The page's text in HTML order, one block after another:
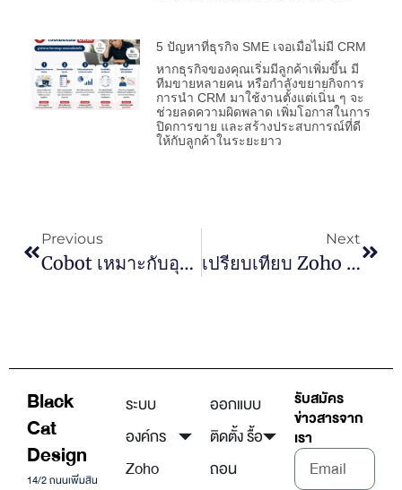
5 ปัญหาที่ธุรกิจ SME เจอเมื่อไม่มี CRM
หากธุรกิจของคุณเริ่มมีลูกค้าเพิ่มขึ้น มี
ทีมขายหลายคน หรือกำลังขยายกิจการ
การนำ CRM มาใช้งานตั้งแต่เนิ่น ๆ จะ
ช่วยลดความผิดพลาด เพิ่มโอกาสในการ
ปิดการขาย และสร้างประสบการณ์ที่ดี
ให้กับลูกค้าในระยะยาว
Previous
Cobot เหมาะกับอุตสาหกรรมแบบไหนมากที่สุด
Next
เปรียบเทียบ Zoho CRM กับ Excel อะไรดีกว่าสำหรับงานขาย
Black
Cat
Design
14/2 ถนนเพิ่มสิน
ระบบ
องค์กร
Zoho
ออกแบบ
ติดตั้ง รื้อ
ถอน
รับสมัคร
ข่าวสารจาก
เรา